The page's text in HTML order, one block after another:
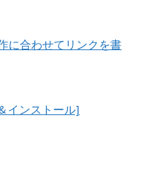
に合わせてリンクを書
インストール]